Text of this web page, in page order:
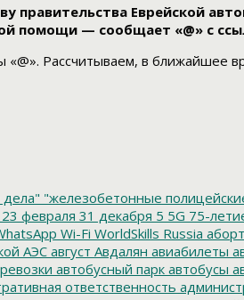
правительства Еврейской
помощи — сообщает «@» с
Рассчитываем, в ближайшее
"железобетонные
23 февраля 31 декабря 5 5G 75-
Wi-Fi WorldSkills Russia
АЭС август Авдалян авиабилеты
автобусный парк автобусы
ответственность